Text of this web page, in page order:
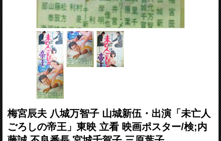
梅宮辰夫 八城万智子 山城新伍・出演「未亡人
ごろしの帝王」東映 立看 映画ポスター/検;内